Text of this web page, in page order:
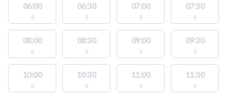
06:00
0
06:30
0
07:00
0
07:30
0
08:00
0
08:30
0
09:00
0
09:30
0
10:00
0
10:30
0
11:00
0
11:30
0